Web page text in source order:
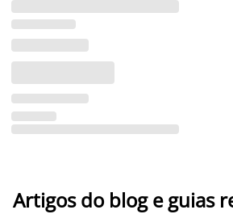
Artigos do blog e guias